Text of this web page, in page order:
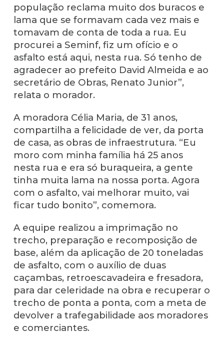
população reclama muito dos buracos e
lama que se formavam cada vez mais e
tomavam de conta de toda a rua. Eu
procurei a Seminf, fiz um ofício e o
asfalto está aqui, nesta rua. Só tenho de
agradecer ao prefeito David Almeida e ao
secretário de Obras, Renato Junior”,
relata o morador.
A moradora Célia Maria, de 31 anos,
compartilha a felicidade de ver, da porta
de casa, as obras de infraestrutura. “Eu
moro com minha família há 25 anos
nesta rua e era só buraqueira, a gente
tinha muita lama na nossa porta. Agora
com o asfalto, vai melhorar muito, vai
ficar tudo bonito”, comemora.
A equipe realizou a imprimação no
trecho, preparação e recomposição de
base, além da aplicação de 20 toneladas
de asfalto, com o auxílio de duas
caçambas, retroescavadeira e fresadora,
para dar celeridade na obra e recuperar o
trecho de ponta a ponta, com a meta de
devolver a trafegabilidade aos moradores
e comerciantes.